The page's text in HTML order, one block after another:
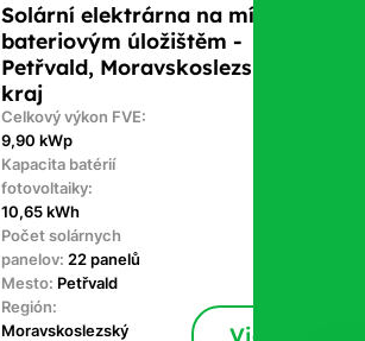
Solární elektrárna na míru s
bateriovým úložištěm -
Petřvald, Moravskoslezský
kraj
Celkový výkon FVE:
9,90 kWp
Kapacita batérií
fotovoltaiky:
10,65 kWh
Počet solárnych
panelov: 22 panelů
Mesto: Petřvald
Región:
Moravskoslezský